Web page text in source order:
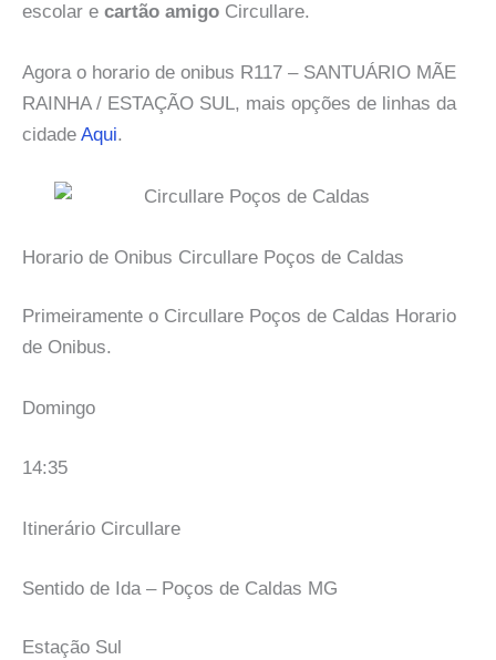
escolar e cartão amigo Circullare.
Agora o horario de onibus R117 – SANTUÁRIO MÃE
RAINHA / ESTAÇÃO SUL, mais opções de linhas da
cidade Aqui.
Horario de Onibus Circullare Poços de Caldas
Primeiramente o Circullare Poços de Caldas Horario
de Onibus.
Domingo
14:35
Itinerário Circullare
Sentido de Ida – Poços de Caldas MG
Estação Sul